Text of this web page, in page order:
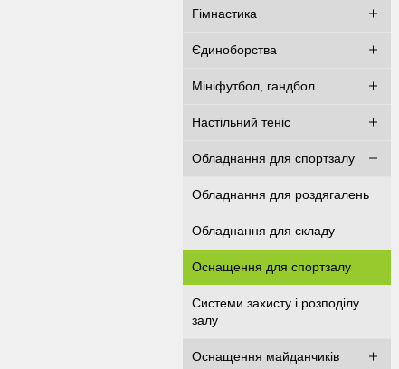
Гімнастика
Єдиноборства
Мініфутбол, гандбол
Настільний теніс
Обладнання для спортзалу
Обладнання для роздягалень
Обладнання для складу
Оснащення для спортзалу
Системи захисту і розподілу
залу
Оснащення майданчиків